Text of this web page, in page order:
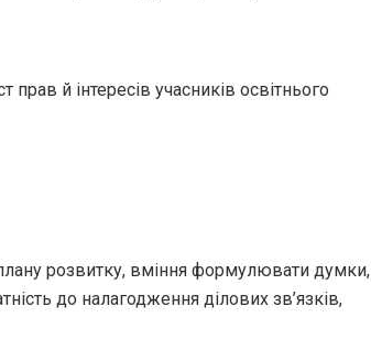
й інтересів учасників освітнього
плану розвитку, вміння формулювати думки,
до налагодження ділових зв’язків,